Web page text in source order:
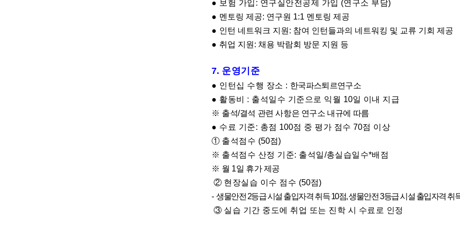
● 보험 가입: 연구실안전공제 가입 (연구소 부담)
● 멘토링 제공: 연구원 1:1 멘토링 제공
● 인턴 네트워크 지원: 참여 인턴들과의 네트워킹 및 교류 기회 제공
● 취업 지원: 채용 박람회 방문 지원 등
7. 운영기준
● 인턴십 수행 장소 : 한국파스퇴르연구소
● 활동비 : 출석일수 기준으로 익월 10일 이내 지급
※ 출석/결석 관련 사항은 연구소 내규에 따름
● 수료 기준: 총점 100점 중 평가 점수 70점 이상
① 출석점수 (50점)
※ 출석점수 산정 기준: 출석일/총실습일수*배점
※ 월 1일 휴가 제공
② 현장실습 이수 점수 (50점)
- 생물안전 2등급 시설 출입자격 취득10점,생물안전3등급 시설 출입자격 취
③ 실습 기간 중도에 취업 또는 진학 시 수료로 인정